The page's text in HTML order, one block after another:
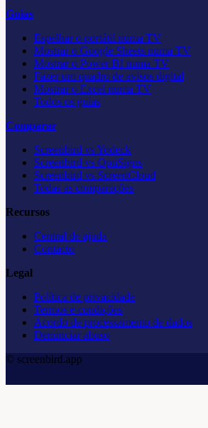
Guias
Espelhar o portátil numa TV
Mostrar o Google Sheets numa TV
Mostrar o Power BI numa TV
Fazer um quadro de avisos digital
Mostrar o Excel numa TV
Todos os guias
Comparar
Screenbird vs Yodeck
Screenbird vs OptiSigns
Screenbird vs ScreenCloud
Todas as comparações
Recursos
Central de ajuda
Contacto
Legal
Política de privacidade
Termos e condições
Acordo de processamento de dados
Denunciar abuso
© screenbird.app